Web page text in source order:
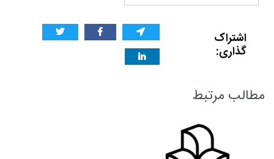
اشتراک
گذاری:
مطالب مرتبط